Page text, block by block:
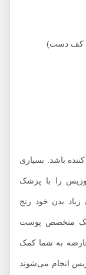
دست)
باشد. بسیاری
را با پزشک
بدن خود رنج
متخصص پوست
به شما کمک
می‌شوند